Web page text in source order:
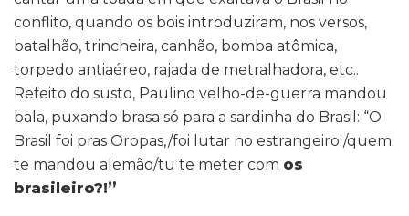
conflito, quando os bois introduziram, nos versos,
batalhão, trincheira, canhão, bomba atômica,
torpedo antiaéreo, rajada de metralhadora, etc..
Refeito do susto, Paulino velho-de-guerra mandou
bala, puxando brasa só para a sardinha do Brasil: “O
Brasil foi pras Oropas,/foi lutar no estrangeiro:/quem
te mandou alemão/tu te meter com os
brasileiro?!”